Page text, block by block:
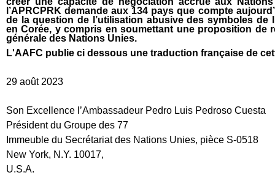
l’APRCPRK demande aux 134 pays que compte
de la question de l’utilisation abusive des symboles de
en Corée, y compris en soumettant une proposition de
générale des Nations Unies.
L'AAFC publie ci dessous une traduction française de
29 août 2023
Son Excellence l’Ambassadeur Pedro Luis Pedroso Cuesta
Président du Groupe des 77
Immeuble du Secrétariat des Nations Unies, pièce S-0518
New York, N.Y. 10017,
U.S.A.